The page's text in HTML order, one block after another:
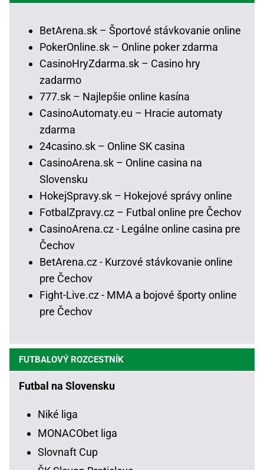
BetArena.sk – Športové stávkovanie online
PokerOnline.sk – Online poker zdarma
CasinoHryZdarma.sk – Casino hry
zadarmo
777.sk – Najlepšie online kasína
CasinoAutomaty.eu – Hracie automaty
zdarma
24casino.sk – Online SK casina
CasinoArena.sk – Online casina na
Slovensku
HokejSpravy.sk – Hokejové správy online
FotbalZpravy.cz – Futbal online pre Čechov
CasinoArena.cz - Legálne online casina pre
Čechov
BetArena.cz - Kurzové stávkovanie online
pre Čechov
Fight-Live.cz - MMA a bojové športy online
pre Čechov
FUTBALOVÝ ROZCESTNÍK
Futbal na Slovensku
Niké liga
MONACObet liga
Slovnaft Cup